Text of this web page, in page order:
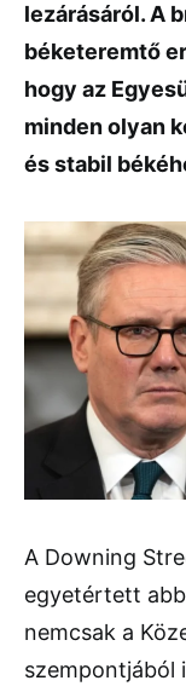
lezárásáról. A
béketeremtő
hogy az
minden olyan
és stabil
A Downing
egyetértett
nemcsak a
szempontjából